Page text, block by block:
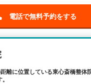
電話で無料予約をする
離に位置している東心斎橋整体